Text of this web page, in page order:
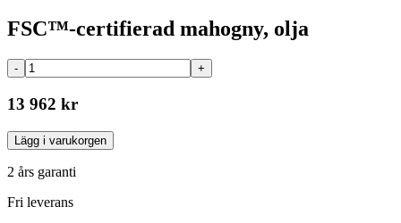
FSC™-certifierad mahogny, olja
- +
13 962 kr
Lägg i varukorgen
2 års garanti
Fri leverans